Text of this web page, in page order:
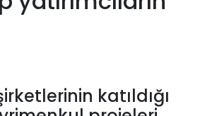
katıldığı